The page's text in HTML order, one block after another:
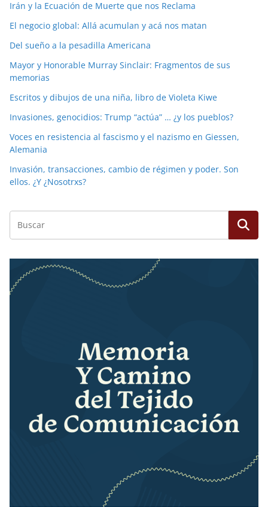
Irán y la Ecuación de Muerte que nos Reclama
El negocio global: Allá acumulan y acá nos matan
Del sueño a la pesadilla Americana
Mayor y Honorable Murray Sinclair: Fragmentos de sus
memorias
Escritos y dibujos de una niña, libro de Violeta Kiwe
Invasiones, genocidios: Trump “actúa” … ¿y los pueblos?
Voces en resistencia al fascismo y el nazismo en Giessen,
Alemania
Invasión, transacciones, cambio de régimen y poder. Son
ellos. ¿Y ¿Nosotrxs?